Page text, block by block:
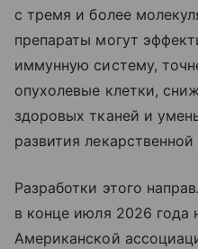
с тремя и более
препараты могут
иммунную систему,
опухолевые клетки,
здоровых тканей и
развития
Разработки этого
в конце июля 2026 года
Американской